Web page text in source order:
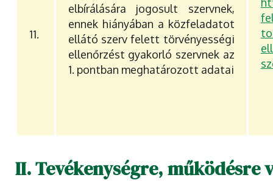
11.
elbírálására jogosult szervnek,
ennek hiányában a közfeladatot
ellátó szerv felett törvényességi
ellenőrzést gyakorló szervnek az
1. pontban meghatározott adatai
II. Tevékenységre, működésre